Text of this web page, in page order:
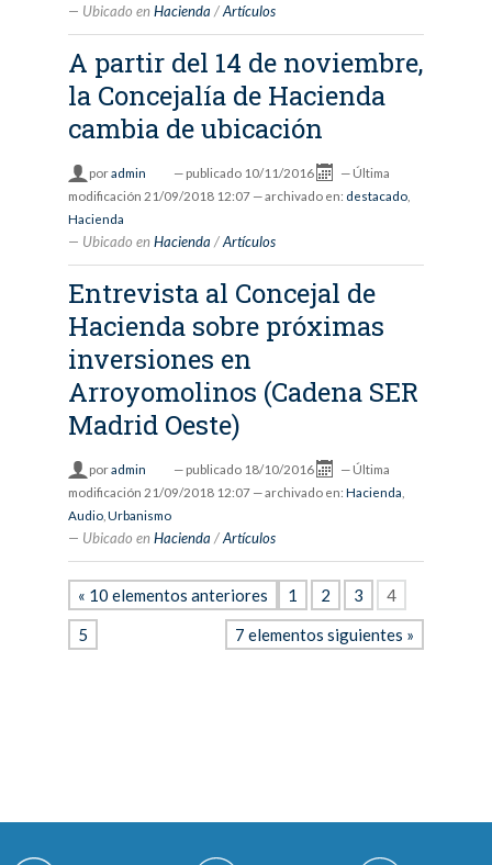
Ubicado en Hacienda /Artículos
A partir del 14 de noviembre,
la Concejalía de Hacienda
cambia de ubicación
poradmin — publicado 10/11/2016 — Última
modificación 21/09/2018 12:07 — archivado en: destacado,
Hacienda
Ubicado en Hacienda /Artículos
Entrevista al Concejal de
Hacienda sobre próximas
inversiones en
Arroyomolinos (Cadena SER
Madrid Oeste)
poradmin — publicado 18/10/2016 — Última
modificación 21/09/2018 12:07 — archivado en: Hacienda
Audio, Urbanismo
Ubicado en Hacienda /Artículos
« 10 elementos anteriores
7 elementos siguientes »
1 2 3
4
5